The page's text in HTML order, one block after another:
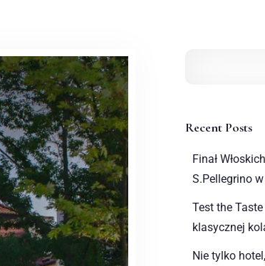
Recent Posts
Finał
S.Pellegrino
Test the
klasycznej
Nie tylko